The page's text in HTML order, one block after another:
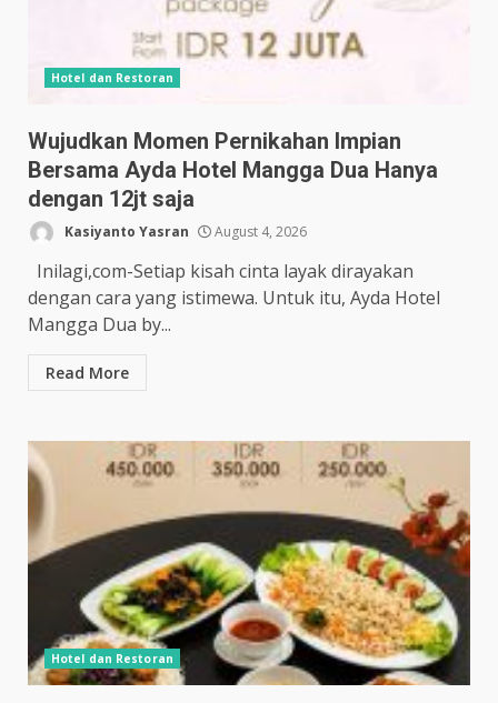
Hotel dan Restoran
Wujudkan Momen Pernikahan Impian
Bersama Ayda Hotel Mangga Dua Hanya
dengan 12jt saja
Kasiyanto Yasran August 4, 2026
Inilagi,com-Setiap kisah cinta layak dirayakan
dengan cara yang istimewa. Untuk itu, Ayda Hotel
Mangga Dua by...
Read More
Hotel dan Restoran